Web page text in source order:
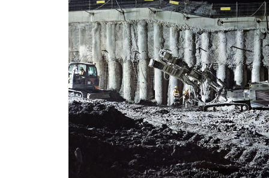
Torkret – beton natryskowy
Zapoznaj się z aktualnościami w dziedzinie